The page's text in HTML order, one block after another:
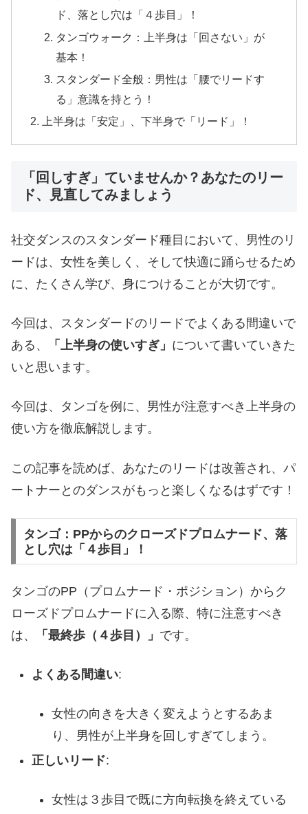
ド、落とし穴は「４歩目」！
タンゴウォーク：上半身は「回さない」が
基本！
スタンダード全般：男性は「腰でリードす
る」意識を持とう！
上半身は「安定」、下半身で「リード」！
「回しすぎ」ていませんか？あなたのリー
ド、見直してみましょう
社交ダンスのスタンダード種目において、男性のリ
ードは、女性を美しく、そして快適に踊らせるため
に、たくさん学び、身につけることが大切です。
今回は、スタンダードのリードでよくある間違いで
ある、
「上半身の使いすぎ」 について書いていきた
いと思います。
今回は、タンゴを例に、男性が注意すべき上半身の
使い方を徹底解説します。
この記事を読めば、あなたのリードは改善され、パ
ートナーとのダンスがもっと楽しくなるはずです！
タンゴ：PPからのクローズドプロムナード、落
とし穴は「４歩目」！
タンゴのPP（プロムナード・ポジション）からク
ローズドプロムナードに入る際、特に注意すべき
は、
「最終歩（４歩目）」 です。
よくある間違い:
女性の向きを大きく変えようとするあま
り、男性が上半身を回しすぎてしまう。
正しいリード:
女性は３歩目で既に方向転換を終えている